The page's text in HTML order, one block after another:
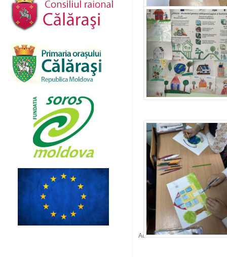
Accesări: 76